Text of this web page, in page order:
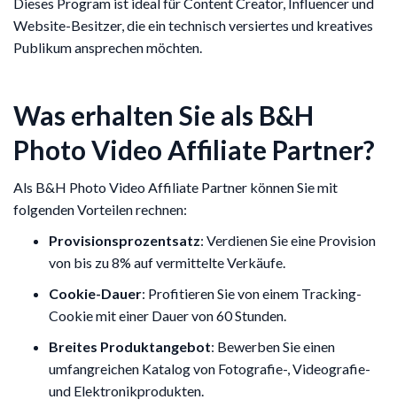
Website-Besitzer, die ein technisch versiertes und kreatives
Publikum ansprechen möchten.
Was erhalten Sie als B&H
Photo Video Affiliate Partner?
Als B&H Photo Video Affiliate Partner können Sie mit
folgenden Vorteilen rechnen:
Provisionsprozentsatz: Verdienen Sie eine Provision
von bis zu 8% auf vermittelte Verkäufe.
Cookie-Dauer: Profitieren Sie von einem Tracking-
Cookie mit einer Dauer von 60 Stunden.
Breites Produktangebot: Bewerben Sie einen
umfangreichen Katalog von Fotografie-, Videografie-
und Elektronikprodukten.